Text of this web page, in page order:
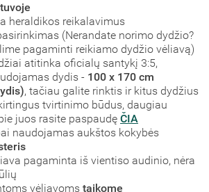
heraldikos reikalavimus
(Nerandate norimo dydžio?
pagaminti reikiamo dydžio vėliavą)
atitinka oficialų santykį 3:5,
dydis - 100 x 170 cm
, tačiau galite rinktis ir kitus dydžius
tvirtinimo būdus, daugiau
juos rasite paspaudę ČIA
naudojamas aukštos kokybės
pagaminta iš vientiso audinio, nėra
vėliavoms taikome